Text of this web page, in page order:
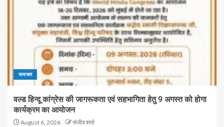
समाचार
वल्ड हिन्दू कांग्रेस की जागरूकता एवं सहभागिता हेतु 9 अगस्त को होगा
कार्यक्रम का आयोजन
August 6, 2026 संजीव शर्मा